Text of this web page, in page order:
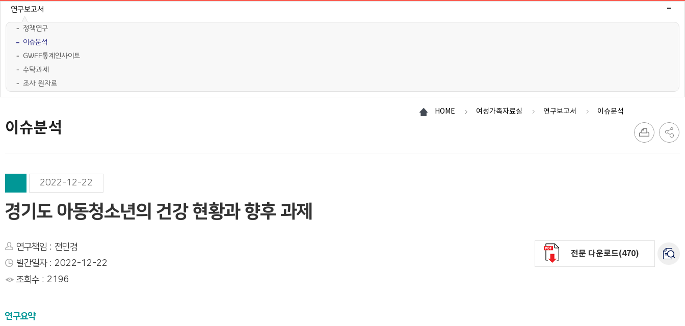
연구보고서
정책연구
이슈분석
GWFF통계인사이트
수탁과제
조사 원자료
HOME 여성가족자료실 연구보고서 이슈분석
이슈분석
2022-12-22
경기도 아동청소년의 건강 현황과 향후 과제
연구책임 : 전민경
발간일자 : 2022-12-22
조회수 : 2196
전문 다운로드(470)
연구요약